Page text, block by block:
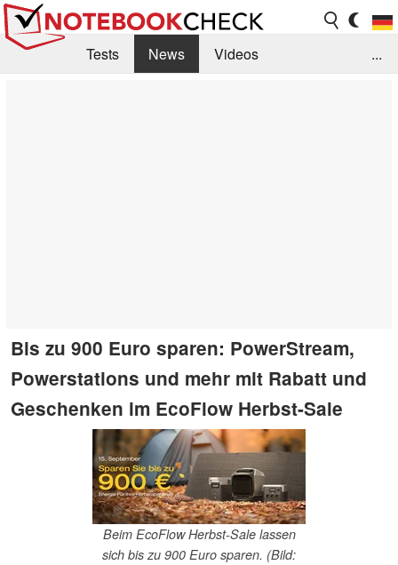
Tests News
Videos
...
Bis zu 900 Euro sparen: PowerStream,
Powerstations und mehr mit Rabatt und
Geschenken im EcoFlow Herbst-Sale
Beim EcoFlow Herbst-Sale lassen
sich bis zu 900 Euro sparen. (Bild: